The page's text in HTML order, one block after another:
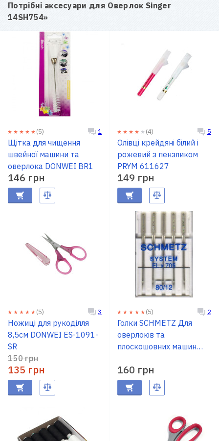
Потрібні аксесуари для Оверлок Singer
14SH754»
(5) 1
Щітка для чищення
швейної машини та
оверлока DONWEI BR1
146 грн
(4) 5
Олівці крейдяні білий і
рожевий з пензликом
PRYM 611627
149 грн
(5) 3
Ножиці для рукоділля
8,5см DONWEI ES-1091-
SR
150 грн
135 грн
(5) 2
Голки SCHMETZ Для
оверлоків та
плоскошовних машин
160 грн